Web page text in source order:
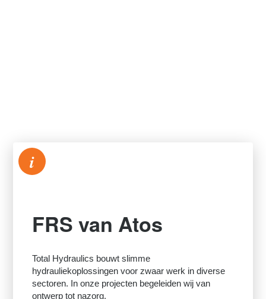
i
FRS van Atos
Total Hydraulics bouwt slimme
hydrauliekoplossingen voor zwaar werk in diverse
sectoren. In onze projecten begeleiden wij van
ontwerp tot nazorg.